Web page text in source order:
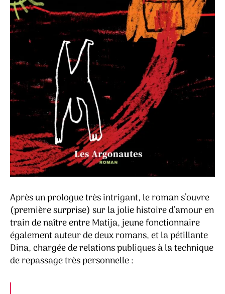
Après un prologue très intrigant, le roman s’ouvre
(première surprise) sur la jolie histoire d’amour en
train de naître entre Matija, jeune fonctionnaire
également auteur de deux romans, et la pétillante
Dina, chargée de relations publiques à la technique
de repassage très personnelle :